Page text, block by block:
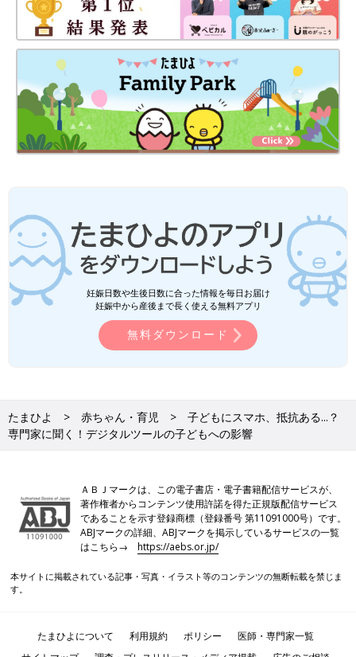
妊娠日数や生後日数に合った情報を毎日お届け
妊娠中から産後まで長く使える無料アプリ
無料ダウンロード
たまひよ 赤ちゃん・育児
子どもにスマホ、抵抗ある...？
専門家に聞く！デジタルツールの子どもへの影響
ＡＢＪマークは、この電子書店・電子書籍配信サービスが、
著作権者からコンテンツ使用許諾を得た正規版配信サービス
であることを示す登録商標（登録番号 第11091000号）です。
ABJマークの詳細、ABJマークを掲示しているサービスの一覧
はこちら→https://aebs.or.jp/
本サイトに掲載されている記事・写真・イラスト等のコンテンツの無断転載を禁じま
す。
たまひよについて 利用規約 ポリシー
医師・専門家一覧